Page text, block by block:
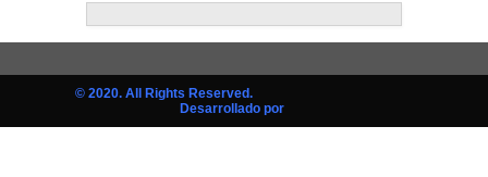
© 2020. All Rights Reserved.
Desarrollado por